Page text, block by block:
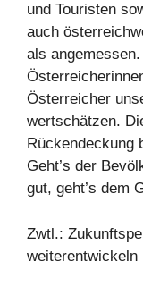
und Touristen
auch
als
Österreicher
wertschätzen.
Rückendeckung
Geht’s der
gut, geht’s dem
Zwtl.:
weiterentwickeln